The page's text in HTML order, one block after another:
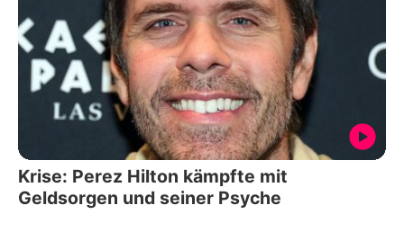
Krise: Perez Hilton kämpfte mit
Geldsorgen und seiner Psyche